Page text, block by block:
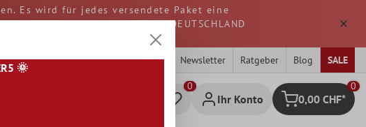
Es wird für jedes versendete Paket eine
Alle Waren werden aus DEUTSCHLAND
Newsletter Ratgeber Blog SALE
Ihr Konto Warenkorb
0
0,00 CHF*
🌞